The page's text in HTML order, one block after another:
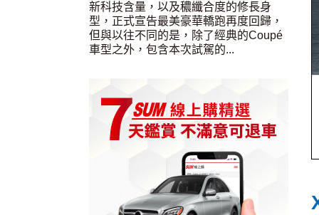
新科技含量，以及穠纖合度的修長身
型，正式宣告最美豪華轎跑再度回歸，
但與以往不同的是，除了經典的Coupé
車型之外，包含本次試駕的...